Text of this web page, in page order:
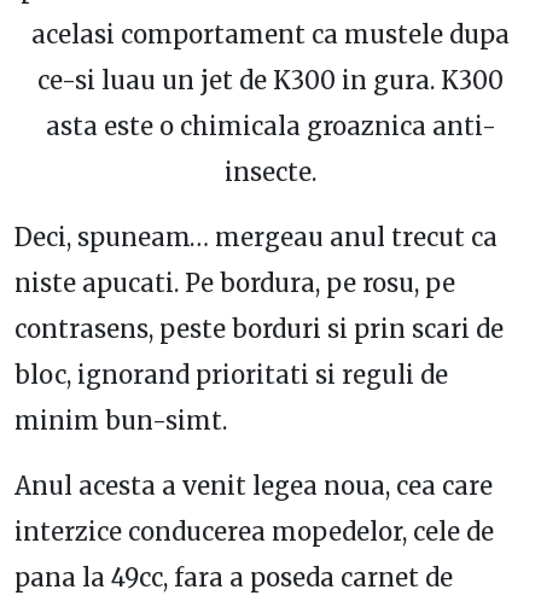
acelasi comportament ca mustele dupa
ce-si luau un jet de K300 in gura. K300
asta este o chimicala groaznica anti-
insecte.
Deci, spuneam… mergeau anul trecut ca
niste apucati. Pe bordura, pe rosu, pe
contrasens, peste borduri si prin scari de
bloc, ignorand prioritati si reguli de
minim bun-simt.
Anul acesta a venit legea noua, cea care
interzice conducerea mopedelor, cele de
pana la 49cc, fara a poseda carnet de